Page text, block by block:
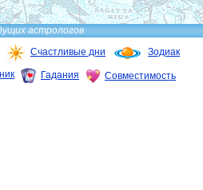
астрологов
Счастливые дни Зодиак
Гадания Совместимость